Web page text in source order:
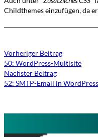
Childthemes einzufügen, da
Vorheriger Beitrag
50: WordPress-Multisite
Nächster Beitrag
52: SMTP-Email in